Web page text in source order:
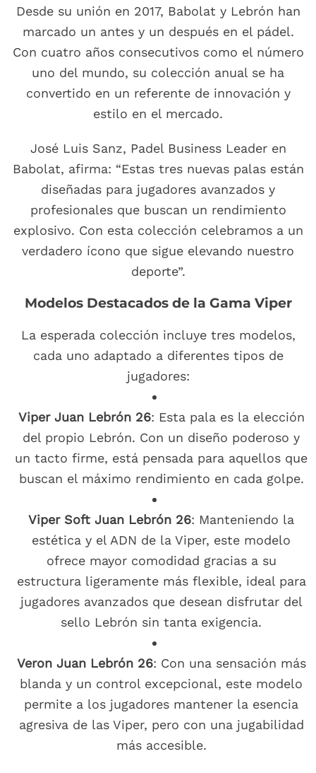
Desde su unión en 2017, Babolat y Lebrón han
marcado un antes y un después en el pádel.
Con cuatro años consecutivos como el número
uno del mundo, su colección anual se ha
convertido en un referente de innovación y
estilo en el mercado.
José Luis Sanz, Padel Business Leader en
Babolat, afirma: “Estas tres nuevas palas están
diseñadas para jugadores avanzados y
profesionales que buscan un rendimiento
explosivo. Con esta colección celebramos a un
verdadero ícono que sigue elevando nuestro
deporte”.
Modelos Destacados de la Gama Viper
La esperada colección incluye tres modelos,
cada uno adaptado a diferentes tipos de
jugadores:
Viper Juan Lebrón 26: Esta pala es la elección
del propio Lebrón. Con un diseño poderoso y
un tacto firme, está pensada para aquellos que
buscan el máximo rendimiento en cada golpe.
Viper Soft Juan Lebrón 26: Manteniendo la
estética y el ADN de la Viper, este modelo
ofrece mayor comodidad gracias a su
estructura ligeramente más flexible, ideal para
jugadores avanzados que desean disfrutar del
sello Lebrón sin tanta exigencia.
Veron Juan Lebrón 26: Con una sensación más
blanda y un control excepcional, este modelo
permite a los jugadores mantener la esencia
agresiva de las Viper, pero con una jugabilidad
más accesible.